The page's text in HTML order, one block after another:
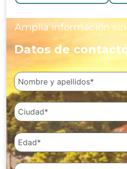
Amplía información
Datos de